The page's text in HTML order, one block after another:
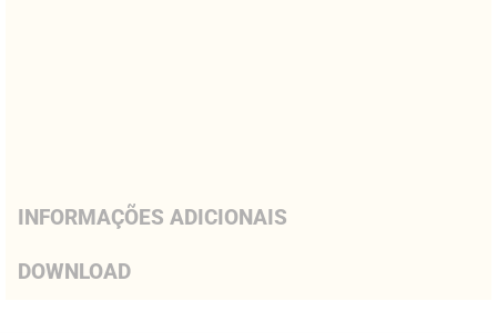
INFORMAÇÕES ADICIONAIS
DOWNLOAD